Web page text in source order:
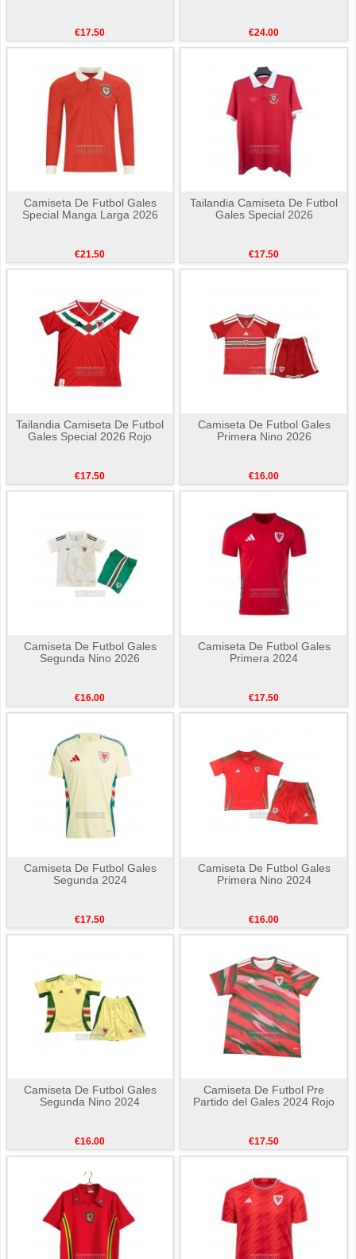
€17.50 €24.00
Camiseta De Futbol Gales
Special Manga Larga 2026
€21.50
Tailandia Camiseta De Futbol
Gales Special 2026
€17.50
Tailandia Camiseta De Futbol
Gales Special 2026 Rojo
€17.50
Camiseta De Futbol Gales
Primera Nino 2026
€16.00
Camiseta De Futbol Gales
Segunda Nino 2026
€16.00
Camiseta De Futbol Gales
Primera 2024
€17.50
Camiseta De Futbol Gales
Segunda 2024
€17.50
Camiseta De Futbol Gales
Primera Nino 2024
€16.00
Camiseta De Futbol Gales
Segunda Nino 2024
€16.00
Camiseta De Futbol Pre
Partido del Gales 2024 Rojo
€17.50